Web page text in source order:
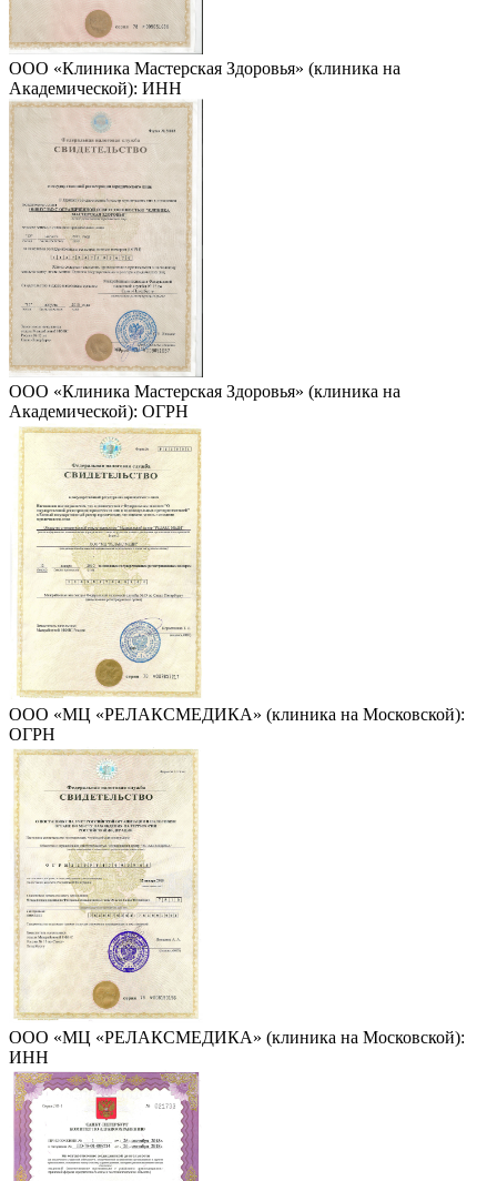
ООО «Клиника Мастерская Здоровья» (клиника на
Академической): ИНН
ООО «Клиника Мастерская Здоровья» (клиника на
Академической): ОГРН
ООО «МЦ «РЕЛАКСМЕДИКА» (клиника на Московской):
ОГРН
ООО «МЦ «РЕЛАКСМЕДИКА» (клиника на Московской):
ИНН